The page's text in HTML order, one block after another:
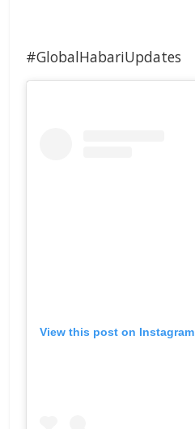
#GlobalHabariUpdates
View this post on Instagram